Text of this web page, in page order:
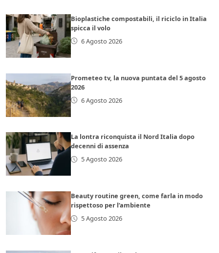
Bioplastiche compostabili, il riciclo in Italia
spicca il volo
6 Agosto 2026
Prometeo tv, la nuova puntata del 5 agosto
2026
6 Agosto 2026
La lontra riconquista il Nord Italia dopo
decenni di assenza
5 Agosto 2026
Beauty routine green, come farla in modo
rispettoso per l’ambiente
5 Agosto 2026